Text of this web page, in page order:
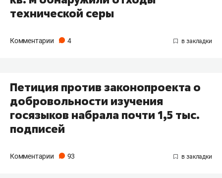
технической серы
Комментарии 4
Петиция против законопроекта о
добровольности изучения
госязыков набрала почти 1,5 тыс.
подписей
Комментарии 93